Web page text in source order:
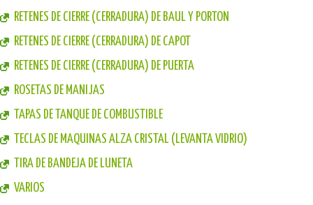
RETENES DE CIERRE (CERRADURA) DE BAUL Y PORTON
RETENES DE CIERRE (CERRADURA) DE CAPOT
RETENES DE CIERRE (CERRADURA) DE PUERTA
ROSETAS DE MANIJAS
TAPAS DE TANQUE DE COMBUSTIBLE
TECLAS DE MAQUINAS ALZA CRISTAL (LEVANTA VIDRIO)
TIRA DE BANDEJA DE LUNETA
VARIOS